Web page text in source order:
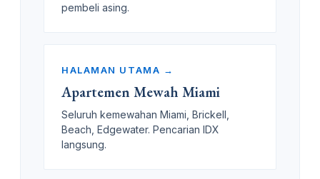
pembeli asing.
HALAMAN UTAMA →
Apartemen Mewah Miami
Seluruh kemewahan Miami, Brickell,
Beach, Edgewater. Pencarian IDX
langsung.